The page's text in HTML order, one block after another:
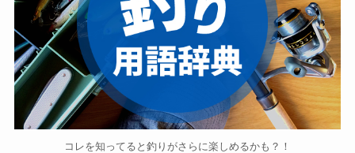
コレを知ってると釣りがさらに楽しめるかも？！